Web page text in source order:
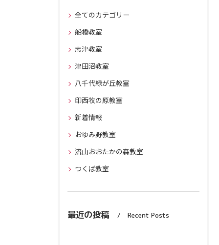
全てのカテゴリー
船橋教室
志津教室
津田沼教室
八千代緑が丘教室
印西牧の原教室
新着情報
おゆみ野教室
流山おおたかの森教室
つくば教室
最近の投稿 Recent Posts